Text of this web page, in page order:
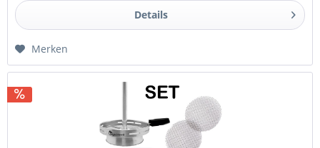
Details
Merken